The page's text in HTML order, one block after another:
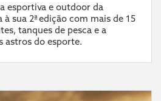
esportiva e outdoor da
sua 2ª edição com mais de 15
tanques de pesca e a
astros do esporte.